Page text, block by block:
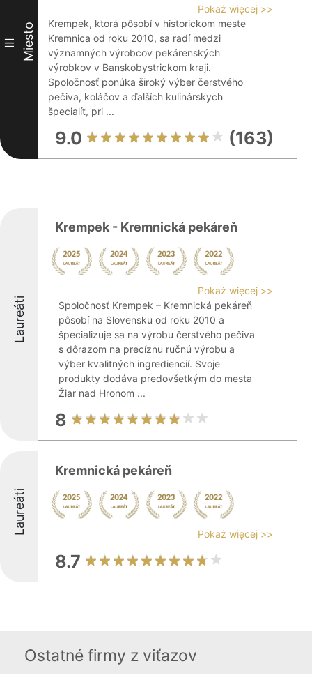
III Miesto
Pokaż więcej >>
Krempek, ktorá pôsobí v historickom meste
Kremnica od roku 2010, sa radí medzi
významných výrobcov pekárenských
výrobkov v Banskobystrickom kraji.
Spoločnosť ponúka široký výber čerstvého
pečiva, koláčov a ďalších kulinárskych
špecialít, pri ...
9.0 (163)
Laureáti
Krempek - Kremnická pekáreň
Pokaż więcej >>
Spoločnosť Krempek – Kremnická pekáreň
pôsobí na Slovensku od roku 2010 a
špecializuje sa na výrobu čerstvého pečiva
s dôrazom na precíznu ručnú výrobu a
výber kvalitných ingrediencií. Svoje
produkty dodáva predovšetkým do mesta
Žiar nad Hronom ...
8
Laureáti
Kremnická pekáreň
Pokaż więcej >>
8.7
Ostatné firmy z viťazov